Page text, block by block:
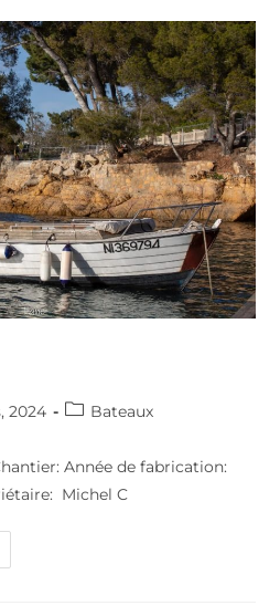
2024 Bateaux
Année de fabrication:
Michel C